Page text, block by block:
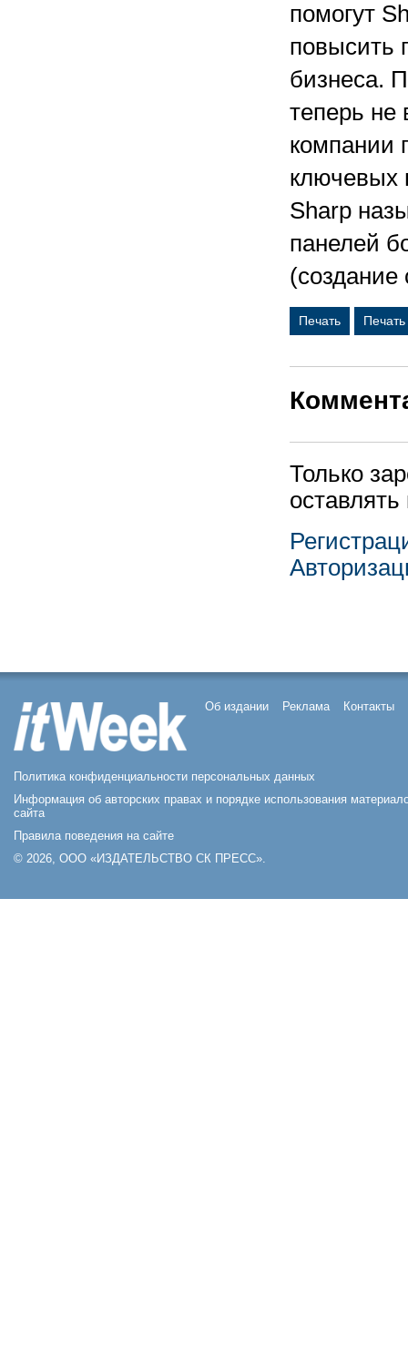
помогут
повысить
бизнеса.
теперь не
компании
ключевых
Sharp
панелей
(создание
Печать
Только
Об издании Реклама Контакты
Политика конфиденциальности персональных данных
Информация об авторских правах и порядке использования
сайта
Правила поведения на сайте
© 2026, ООО «ИЗДАТЕЛЬСТВО СК ПРЕСС».